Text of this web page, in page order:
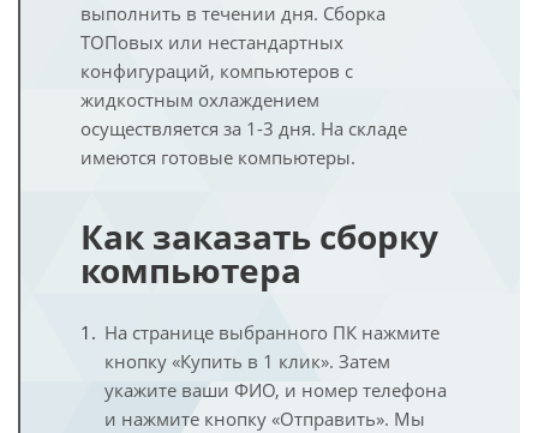
выполнить в течении дня. Сборка
ТОПовых или нестандартных
конфигураций, компьютеров с
жидкостным охлаждением
осуществляется за 1-3 дня. На складе
имеются готовые компьютеры.
Как заказать сборку
компьютера
На странице выбранного ПК нажмите
кнопку «Купить в 1 клик». Затем
укажите ваши ФИО, и номер телефона
и нажмите кнопку «Отправить». Мы